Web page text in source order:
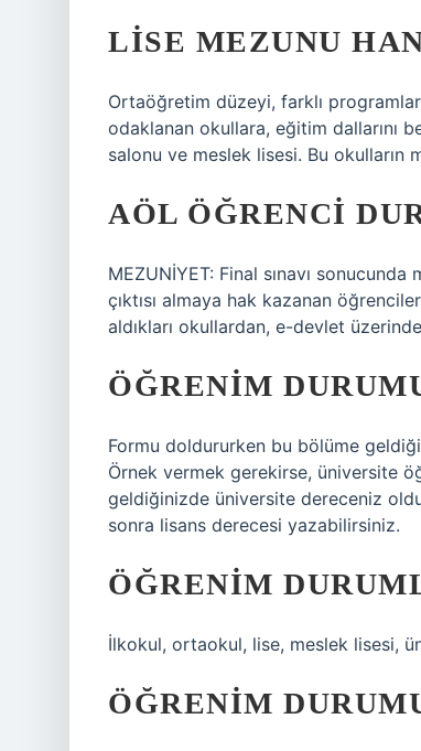
LISE MEZUNU
Ortaöğretim düzeyi, farklı
odaklanan okullara, eğitim dallarını
salonu ve meslek lisesi. Bu okulların
AÖL ÖĞRENCI
MEZUNİYET: Final sınavı
çıktısı almaya hak kazanan
aldıkları okullardan, e-devlet
ÖĞRENIM
Formu doldururken bu bölüme
Örnek vermek gerekirse, üniversite
geldiğinizde üniversite dereceniz
sonra lisans derecesi yazabilirsiniz.
ÖĞRENIM
İlkokul, ortaokul, lise, meslek lisesi,
ÖĞRENIM